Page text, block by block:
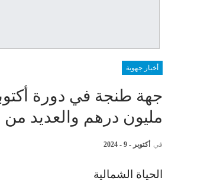
أخبار جهوية
مليون درهم والعديد من
في أكتوبر - 9 - 2024
الحياة الشمالية